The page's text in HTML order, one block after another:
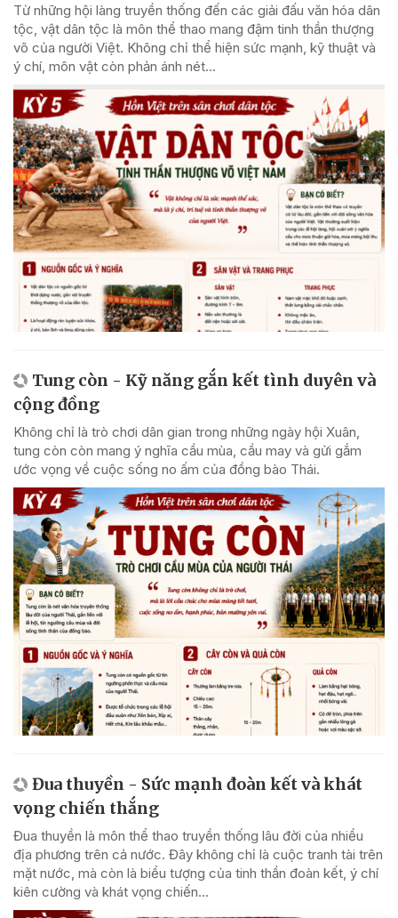
Từ những hội làng truyền thống đến các giải đấu văn hóa dân
tộc, vật dân tộc là môn thể thao mang đậm tinh thần thượng
võ của người Việt. Không chỉ thể hiện sức mạnh, kỹ thuật và
ý chí, môn vật còn phản ánh nét...
Tung còn - Kỹ năng gắn kết tình duyên và
cộng đồng
Không chỉ là trò chơi dân gian trong những ngày hội Xuân,
tung còn còn mang ý nghĩa cầu mùa, cầu may và gửi gắm
ước vọng về cuộc sống no ấm của đồng bào Thái.
Đua thuyền - Sức mạnh đoàn kết và khát
vọng chiến thắng
Đua thuyền là môn thể thao truyền thống lâu đời của nhiều
địa phương trên cả nước. Đây không chỉ là cuộc tranh tài trên
mặt nước, mà còn là biểu tượng của tinh thần đoàn kết, ý chí
kiên cường và khát vọng chiến...